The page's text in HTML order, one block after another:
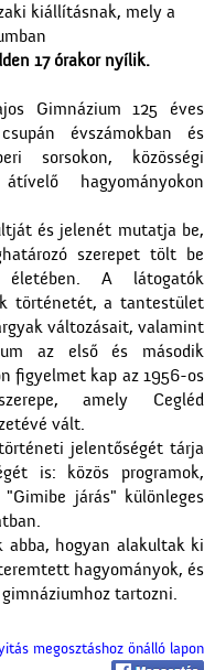
kiállításnak, mely a
17 órakor nyílik.
Gimnázium 125 éves
évszámokban és
sorsokon, közösségi
hagyományokon
és jelenét mutatja be,
szerepet tölt be
A látogatók
történetét, a tantestület
változásait, valamint
az első és második
figyelmet kap az 1956-os
amely Cegléd
vált.
jelentőségét tárja
is: közös programok,
járás" különleges
hogyan alakultak ki
hagyományok, és
tartozni.
megosztáshoz önálló lapon